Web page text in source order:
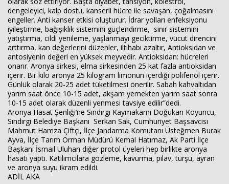
dengeleyici, kalp dostu, kanserli hücre ile savaşan, çoğalmasını
engeller. Anti kanser etkisi oluşturur. İdrar yolları enfeksiyonu
iyileştirme, bağışıklık sistemini güçlendirme, sinir sistemini
yatıştırma, cildi yenileme, yaşlanmayı geciktirme, vücut direncini
arttırma, kan değerlerini düzenler, iltihabı azaltır, Antioksidan ve
antosiyenin değeri en yüksek meyvedir. Antioksidan: hücreleri
onarır. Aronya sirkesi, elma sirkesinden 25 kat fazla antioksidan
içerir. Bir kilo aronya 25 kilogram limonun içerdiği polifenol içerir.
Günlük olarak 20-25 adet tüketilmesi önerilir. Sabah kahvaltıdan
yarım saat önce 10-15 adet, akşam yemekten yarım saat sonra
10-15 adet olarak düzenli yenmesi tavsiye edilir”dedi.
Aronya Hasat Şenliği’ne Sındırgı Kaymakamı Doğukan Koyuncu,
Sındırgı Belediye Başkanı Serkan Sak, Cumhuriyet Başsavcısı
Mahmut Hamza Çiftçi, İlçe Jandarma Komutanı Üsteğmen Burak
Ayva, İlçe Tarım Orman Müdürü Kemal Hatırnaz, Ak Parti İlçe
Başkanı İsmail Uluhan diğer protol üyeleri hep birlikte aronya
hasatı yaptı. Katılımcılara gözleme, kavurma, pilav, turşu, ayran
ve aronya suyu ikram edildi.
ADİL AKA